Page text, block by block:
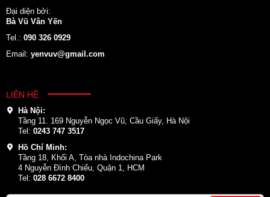
Đại diện bởi:
Bà Vũ Vân Yến
Tel.: 090 326 0929
Email: yenvuv@gmail.com
LIÊN HỆ
Hà Nội:
Tầng 11. 169 Nguyễn Ngọc Vũ, Cầu Giấy, Hà Nội
Tel: 0243 747 3517
Hồ Chí Minh:
Tầng 18, Khối A, Tòa nhà Indochina Park
4 Nguyễn Đình Chiểu, Quận 1, HCM
Tel: 028 6672 8400